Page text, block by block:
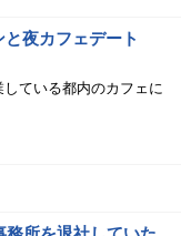
夜カフェデート
ている都内のカフェに